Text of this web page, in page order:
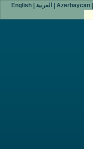
English| العربية Azərbaycan|